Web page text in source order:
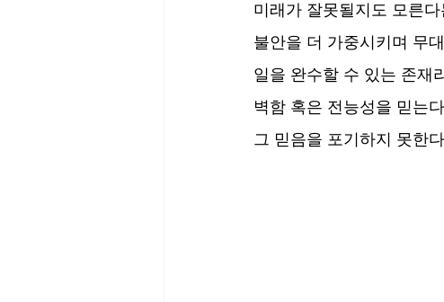
미래가 잘못될지도 모른다
불안을 더 가중시키며 무
일을 완수할 수 있는 존재
벽함 혹은 전능성을 믿는
그 믿음을 포기하지 못한